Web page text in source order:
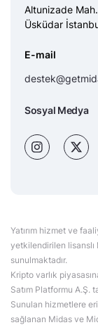
Altunizade
Üsküdar
E-mail
Sosyal Medya
Yatırım hizmet ve
yetkilendirilen lisanslı
sunulmaktadır.
Kripto varlık
Satım Platformu A.Ş.
Sunulan hizmetlere
sağlanan Midas ve